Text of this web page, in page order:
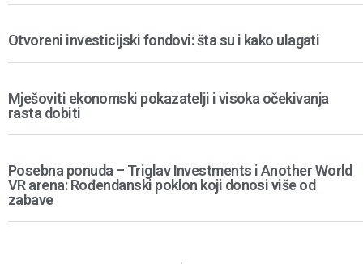
Otvoreni investicijski fondovi: šta su i kako ulagati
Mješoviti ekonomski pokazatelji i visoka očekivanja
rasta dobiti
Posebna ponuda – Triglav Investments i Another World
VR arena: Rođendanski poklon koji donosi više od
zabave